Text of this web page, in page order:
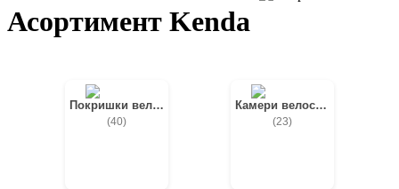
Асортимент Kenda
Покришки велосипедні
(40)
Камери велосипедні
(23)